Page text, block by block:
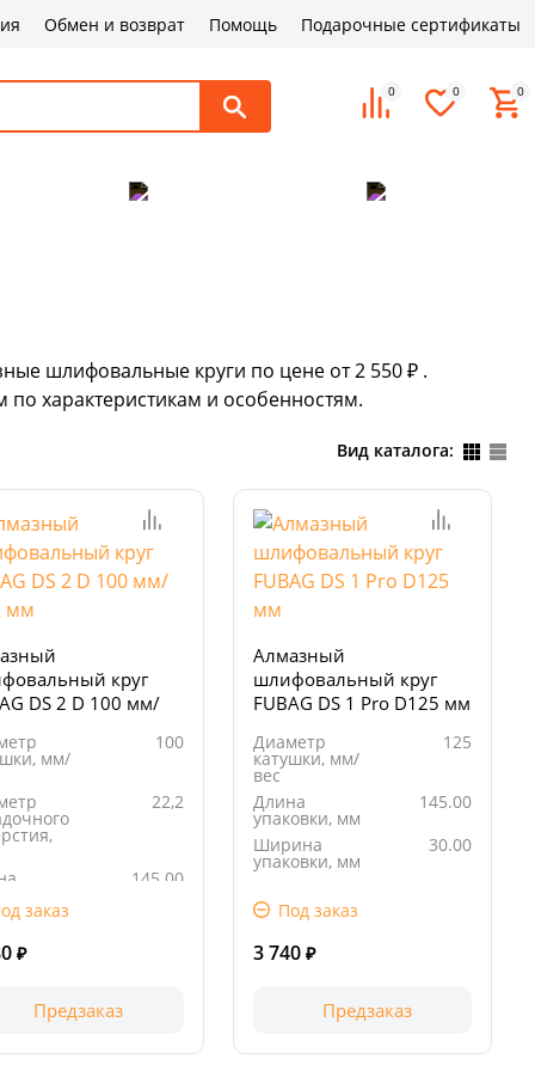
Обмен и возврат Помощь Подарочные сертификаты
0 0 0
шлифовальные круги по цене от 2 550 ₽ .
характеристикам и особенностям.
Вид каталога:
круг
DS 2 D 100 мм/
мм/
100
22,2
145.00
заказ
₽
Предзаказ
Алмазный
шлифовальный круг
FUBAG DS 1 Pro D125 мм
Диаметр
катушки, мм/
вес
125
Длина
упаковки, мм
145.00
Ширина
упаковки, мм
30.00
упаковки, мм
Под заказ
3 740 ₽
Предзаказ